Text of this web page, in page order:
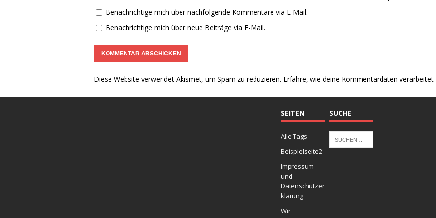
Benachrichtige mich über nachfolgende Kommentare via E-Mail.
Benachrichtige mich über neue Beiträge via E-Mail.
Diese Website verwendet Akismet, um Spam zu reduzieren. Erfahre, wie deine Kommentardaten verarbeitet
SEITEN
Alle Tags
Beispielseite2
Impressum
und
Datenschutzer
klärung
Wir
SUCHE